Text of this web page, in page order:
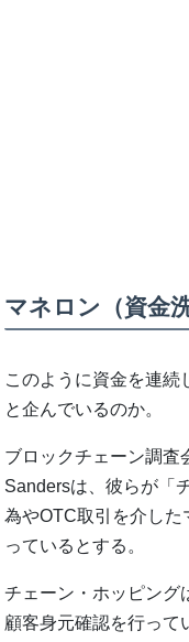
マネロン（資金洗
このように資金を連続
と企んでいるのか。
ブロックチェーン調査
Sandersは、彼らが「
為やOTC取引を介し
っているとする。
チェーン・ホッピング
顧客身元確認を行って